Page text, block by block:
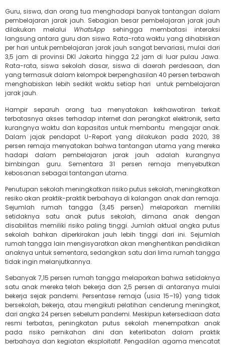
Guru, siswa, dan orang tua menghadapi banyak tantangan dalam
pembelajaran jarak jauh. Sebagian besar pembelajaran jarak jauh
dilakukan melalui WhatsApp sehingga membatasi interaksi
langsung antara guru dan siswa. Rata-rata waktu yang dihabiskan
per hari untuk pembelajaran jarak jauh sangat bervariasi, mulai dari
3,5 jam di provinsi DKI Jakarta hingga 2,2 jam di luar pulau Jawa.
Rata-rata, siswa sekolah dasar, siswa di daerah perdesaan, dan
yang termasuk dalam kelompok berpenghasilan 40 persen terbawah
menghabiskan lebih sedikit waktu setiap hari untuk pembelajaran
jarak jauh.
Hampir separuh orang tua menyatakan kekhawatiran terkait
terbatasnya akses terhadap internet dan perangkat elektronik, serta
kurangnya waktu dan kapasitas untuk membantu mengajar anak.
Dalam jajak pendapat U-Report yang dilakukan pada 2020, 38
persen remaja menyatakan bahwa tantangan utama yang mereka
hadapi dalam pembelajaran jarak jauh adalah kurangnya
bimbingan guru. Sementara 31 persen remaja menyebutkan
kebosanan sebagai tantangan utama.
Penutupan sekolah meningkatkan risiko putus sekolah, meningkatkan
resiko akan praktik-praktik berbahaya di kalangan anak dan remaja.
Sejumlah rumah tangga (3,45 persen) melaporkan memiliki
setidaknya satu anak putus sekolah, dimana anak dengan
disabilitas memiliki risiko paling tinggi. Jumlah aktual angka putus
sekolah bahkan diperkirakan jauh lebih tinggi dari ini. Sejumlah
rumah tangga lain mengisyaratkan akan menghentikan pendidikan
anaknya untuk sementara, sedangkan satu dari lima rumah tangga
tidak ingin melanjutkannya.
Sebanyak 7,15 persen rumah tangga melaporkan bahwa setidaknya
satu anak mereka telah bekerja dan 2,5 persen di antaranya mulai
bekerja sejak pandemi. Persentase remaja (usia 15–19) yang tidak
bersekolah, bekerja, atau mengikuti pelatihan cenderung meningkat,
dari angka 24 persen sebelum pandemi. Meskipun ketersediaan data
resmi terbatas, peningkatan putus sekolah menempatkan anak
pada risiko pernikahan dini dan keterlibatan dalam praktik
berbahaya dan kegiatan eksploitatif. Pengadilan agama mencatat